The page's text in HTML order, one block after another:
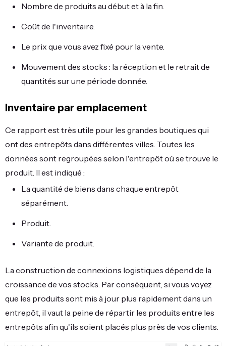
Nombre de produits au début et à la fin.
Coût de l'inventaire.
Le prix que vous avez fixé pour la vente.
Mouvement des stocks : la réception et le retrait de
quantités sur une période donnée.
Inventaire par emplacement
Ce rapport est très utile pour les grandes boutiques qui
ont des entrepôts dans différentes villes. Toutes les
données sont regroupées selon l'entrepôt où se trouve le
produit. Il est indiqué :
La quantité de biens dans chaque entrepôt
séparément.
Produit.
Variante de produit.
La construction de connexions logistiques dépend de la
croissance de vos stocks. Par conséquent, si vous voyez
que les produits sont mis à jour plus rapidement dans un
entrepôt, il vaut la peine de répartir les produits entre les
entrepôts afin qu'ils soient placés plus près de vos clients.